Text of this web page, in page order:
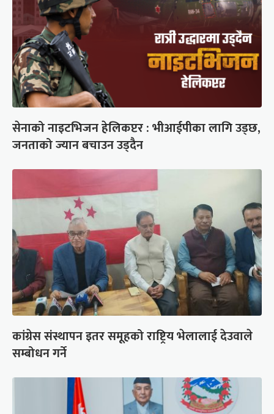
सेनाको नाइटभिजन हेलिकप्टर : भीआईपीका लागि उड्छ,
जनताको ज्यान बचाउन उड्दैन
कांग्रेस संस्थापन इतर समूहको राष्ट्रिय भेलालाई देउवाले
सम्बोधन गर्ने